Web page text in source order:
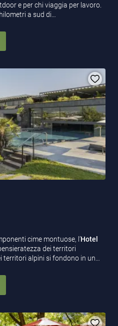
e per chi viaggia per lavoro.
a sud di…
cime montuose, l’Hotel
dei territori
territori alpini si fondono in un…